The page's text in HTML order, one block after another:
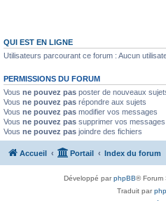
QUI EST EN LIGNE
Utilisateurs parcourant ce forum : Aucun
PERMISSIONS DU FORUM
Vous ne pouvez pas poster de nouveaux
Vous ne pouvez pas répondre aux sujets
Vous ne pouvez pas modifier vos messages
Vous ne pouvez pas supprimer vos messages
Vous ne pouvez pas joindre des fichiers
Accueil Portail Index du forum
Développé parphpBB® Forum
Traduit par